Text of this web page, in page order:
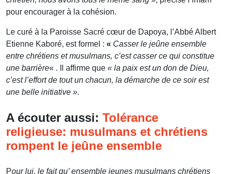
pour encourager à la cohésion.
Le curé à la Paroisse Sacré cœur de Dapoya, l’Abbé Albert
Etienne Kaboré, est formel : « Casser le jeûne ensemble
entre chrétiens et musulmans, c’est casser ce qui constitue
une barrière« . Il affirme que « la paix est un don de Dieu,
c’est l’effort de tout un chacun, la démarche de ce soir est
une belle initiative ».
A écouter aussi: Tolérance
religieuse: musulmans et chrétiens
rompent le jeûne ensemble
Pour lui, le fait qu’ ensemble jeunes musulmans chrétiens